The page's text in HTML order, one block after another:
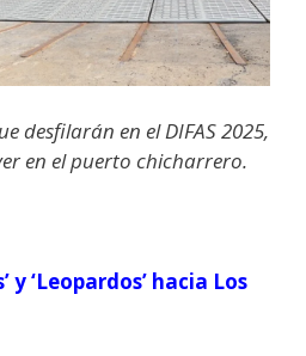
desfilarán en el DIFAS 2025,
en el puerto chicharrero.
y ‘Leopardos’ hacia Los